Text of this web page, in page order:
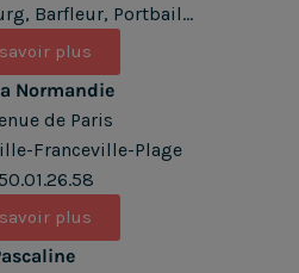
Barfleur, Portbail...
plus
Normandie
de Paris
Franceville-Plage
plus